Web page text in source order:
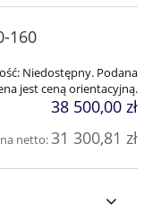
160
Niedostępny. Podana
jest ceną orientacyjną.
38 500,00 zł
netto:31 300,81 zł